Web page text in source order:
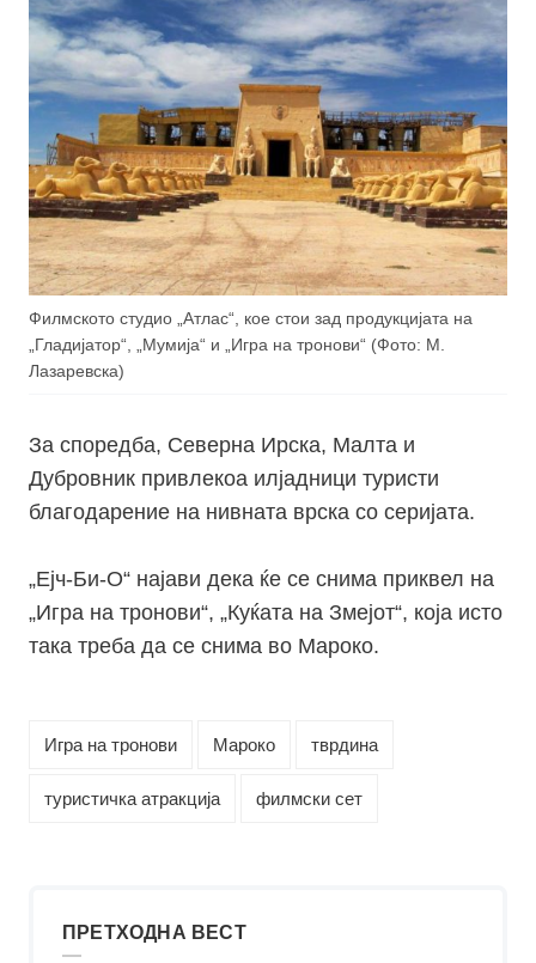
Филмското студио „Атлас“, кое стои зад продукцијата на
„Гладијатор“, „Мумија“ и „Игра на тронови“ (Фото: М.
Лазаревска)
За споредба, Северна Ирска, Малта и
Дубровник привлекоа илјадници туристи
благодарение на нивната врска со серијата.
„Ејч-Би-О“ најави дека ќе се снима приквел на
„Игра на тронови“, „Куќата на Змејот“, која исто
така треба да се снима во Мароко.
Игра на тронови Мароко тврдина
туристичка атракција филмски сет
ПРЕТХОДНА ВЕСТ